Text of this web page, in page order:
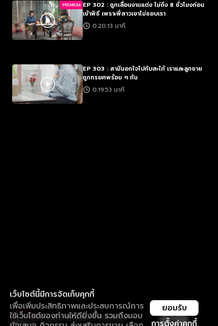
PREMIUM EP 302 : ถูกเลื่อนงานแต่ง ไม่ถึง 8 ชั่วโมงก่อน
เข้าพิธี เพราะพี่สาวเขาไม่ชอบเรา
0:20:13 นาที
EP 303 : สามีนอกใจไปกับสะใภ้ เราและลูกชาย
ถูกทรยศพร้อม ๆ กัน
0:19:53 นาที
เว็บไซต์นี้มีการจัดเก็บคุกกี้
เพื่อเพิ่มประสิทธิภาพและประสบการณ์การ
ใช้เว็บไซต์ของท่านให้ดียิ่งขึ้น รวมถึงมอบ
การตั้งค่าคุกกี้
ยอมรับ
ใช้งานแอป ลื่นไหลกว่า ไม่มีสะดุด เปิด